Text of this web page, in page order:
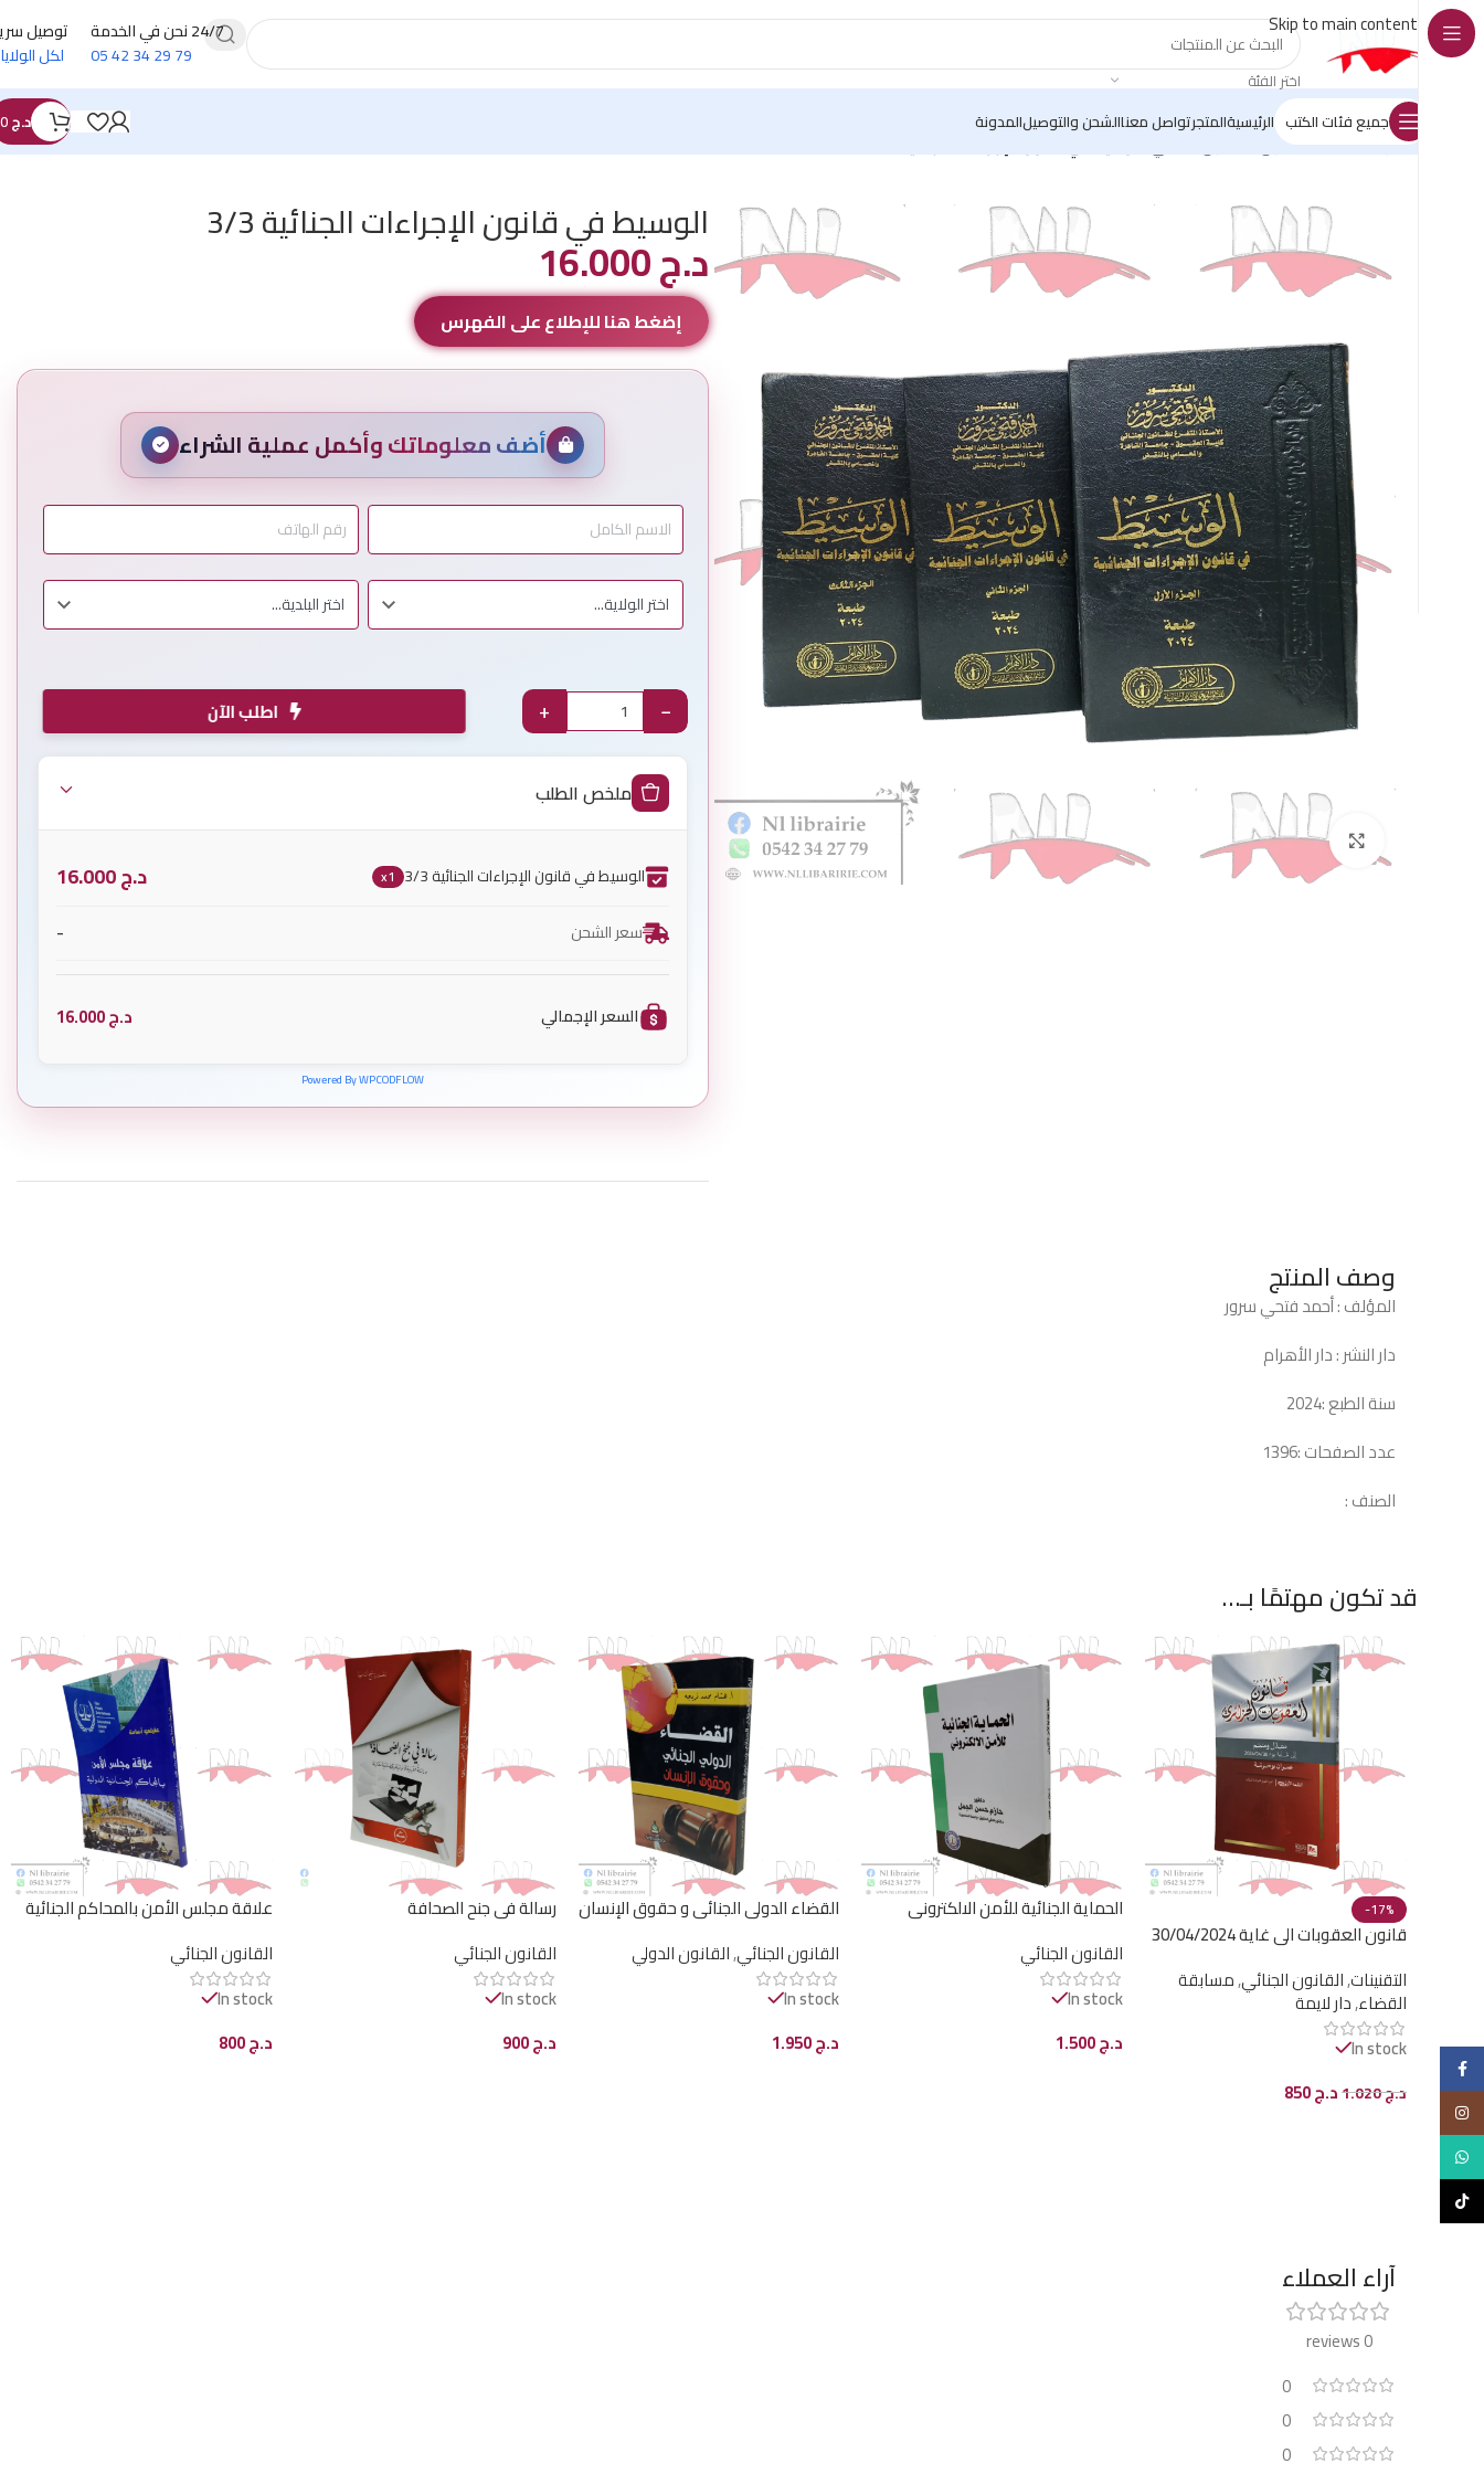
Skip to main content
اختر الفئة
24/7 نحن في الخدمة
79 29 34 42 05
توصيل
لكل
جميع فئات الكتب الرئيسيةالمتجرتواصل معناالشحن والتوصيلالمدونة د.ج
الرئيسية/كتب القانون
Click to enlarge
الوسيط في قانون الإجراءات الجنائية 3/3
د.ج
إضغط هنا للإطلاع على الفهرس
أضف معلوماتك وأكمل عملية الشراء
−
+ اطلب الآن
ملخص الطلب
الوسيط في قانون الإجراءات الجنائية 3/3 x1 د.ج
سعر الشحن -
السعر الإجمالي د.ج
Powered By WPCODFLOW
وصف المنتج
المؤلف : أحمد فتحي سرور
دار النشر : دار الأهرام
سنة الطبع :2024
عدد الصفحات :1396
الصنف :
قد تكون مهتمًا بـ…
-17%
قانون العقوبات الى غاية 30/04/2024
التقنينات,القانون الجنائي,مسابقة
القضاء,دار لايمة
In stock
د.ج1.020 د.ج
الحماية الجنائية للأمن الالكتروني
القانون الجنائي
In stock
د.ج
القضاء الدولي الجنائي و حقوق الإنسان
القانون الجنائي,القانون الدولي
In stock
د.ج
رسالة في جنح الصحافة
القانون الجنائي
In stock
د.ج900
علاقة مجلس الأمن بالمحاكم الجنائية
القانون الجنائي
In stock
د.ج800
آراء العملاء
0 reviews
0
0
0
Instagram